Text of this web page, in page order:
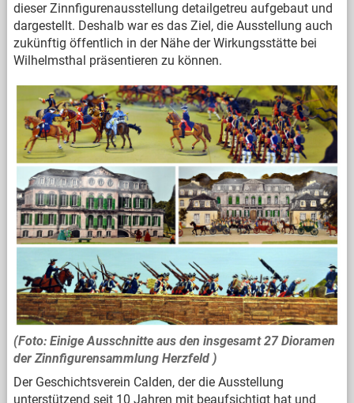
dieser Zinnfigurenausstellung detailgetreu aufgebaut und
dargestellt. Deshalb war es das Ziel, die Ausstellung auch
zukünftig öffentlich in der Nähe der Wirkungsstätte bei
Wilhelmsthal präsentieren zu können.
(Foto: Einige Ausschnitte aus den insgesamt 27 Dioramen
der Zinnfigurensammlung Herzfeld )
Der Geschichtsverein Calden, der die Ausstellung
unterstützend seit 10 Jahren mit beaufsichtigt hat und